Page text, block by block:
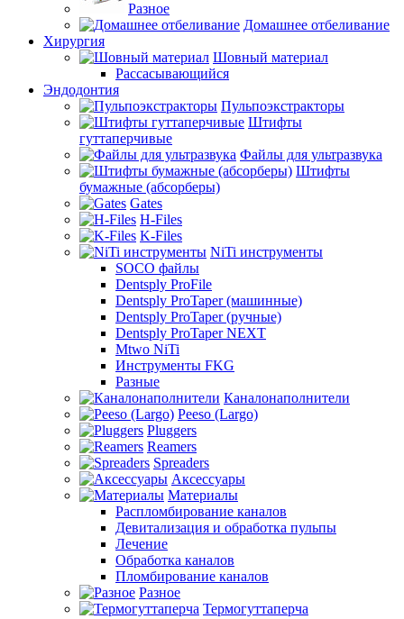
Разное
Домашнее отбеливание
Хирургия
Шовный материал
Рассасывающийся
Эндодонтия
Пульпоэкстракторы
Штифты
гуттаперчивые
Файлы для ультразвука
Штифты
бумажные (абсорберы)
Gates
H-Files
K-Files
NiTi инструменты
SOCO файлы
Dentsply ProFile
Dentsply ProTaper (машинные)
Dentsply ProTaper (ручные)
Dentsply ProTaper NEXT
Mtwo NiTi
Инструменты FKG
Разные
Каналонаполнители
Peeso (Largo)
Pluggers
Reamers
Spreaders
Аксессуары
Материалы
Распломбирование каналов
Девитализация и обработка пульпы
Лечение
Обработка каналов
Пломбирование каналов
Разное
Термогуттаперча